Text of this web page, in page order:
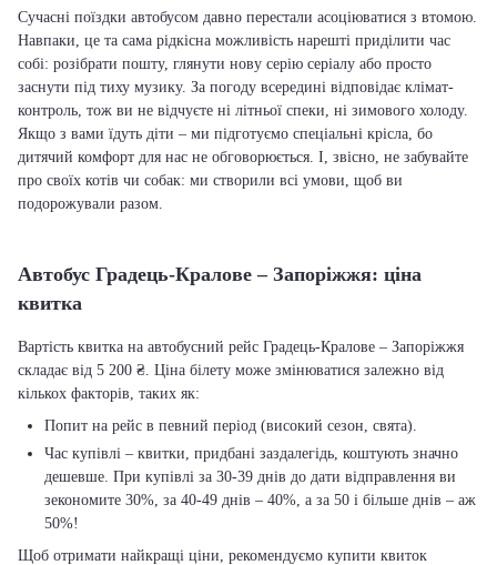
Сучасні поїздки автобусом давно перестали асоціюватися з втомою.
Навпаки, це та сама рідкісна можливість нарешті приділити час
собі: розібрати пошту, глянути нову серію серіалу або просто
заснути під тиху музику. За погоду всередині відповідає клімат-
контроль, тож ви не відчуєте ні літньої спеки, ні зимового холоду.
Якщо з вами їдуть діти – ми підготуємо спеціальні крісла, бо
дитячий комфорт для нас не обговорюється. І, звісно, не забувайте
про своїх котів чи собак: ми створили всі умови, щоб ви
подорожували разом.
Автобус Градець-Кралове – Запоріжжя: ціна
квитка
Вартість квитка на автобусний рейс Градець-Кралове – Запоріжжя
складає від 5 200 ₴. Ціна білету може змінюватися залежно від
кількох факторів, таких як:
Попит на рейс в певний період (високий сезон, свята).
Час купівлі – квитки, придбані заздалегідь, коштують значно
дешевше. При купівлі за 30-39 днів до дати відправлення ви
зекономите 30%, за 40-49 днів – 40%, а за 50 і більше днів – аж
50%!
Щоб отримати найкращі ціни, рекомендуємо купити квиток